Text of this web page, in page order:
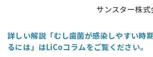
サンスター株式
詳しい解説「むし歯菌が感染しやすい時
るには」はLiCoコラムをご覧ください。